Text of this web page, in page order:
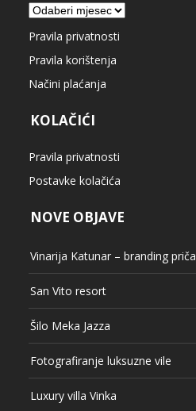
Arhiva
Pravila privatnosti
Pravila korištenja
Načini plaćanja
KOLAČIĆI
Pravila privatnosti
Postavke kolačića
NOVE OBJAVE
Vinarija Katunar – branding priča
San Vito resort
Šilo Meka Jazza
Fotografiranje luksuzne vile
Luxury villa Vinka